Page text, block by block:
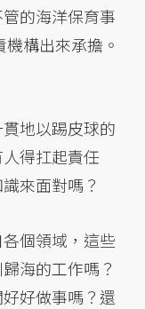
的海洋保育事
構出來承擔。
地以踢皮球的
得扛起責任
來面對嗎？
個領域，這些
海的工作嗎？
好做事嗎？還